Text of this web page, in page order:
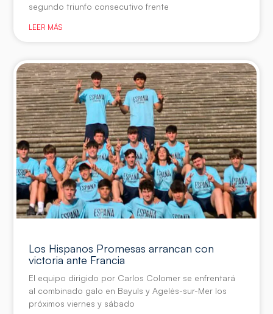
segundo triunfo consecutivo frente
LEER MÁS
Los Hispanos Promesas arrancan con
victoria ante Francia
El equipo dirigido por Carlos Colomer se enfrentará
al combinado galo en Bayuls y Agelès-sur-Mer los
próximos viernes y sábado